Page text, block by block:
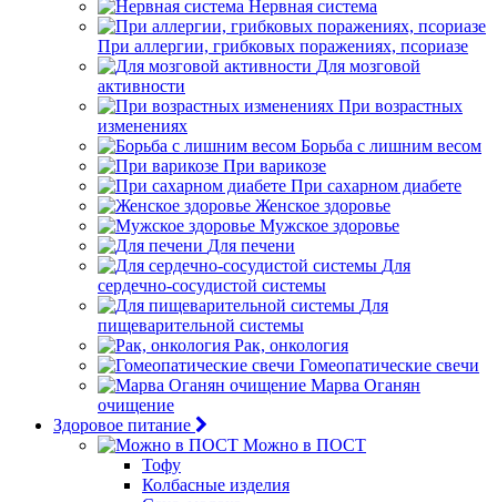
Нервная система
При аллергии, грибковых поражениях, псориазе
Для мозговой
активности
При возрастных
изменениях
Борьба с лишним весом
При варикозе
При сахарном диабете
Женское здоровье
Мужское здоровье
Для печени
Для
сердечно-сосудистой системы
Для
пищеварительной системы
Рак, онкология
Гомеопатические свечи
Марва Оганян
очищение
Здоровое питание
Можно в ПОСТ
Тофу
Колбасные изделия